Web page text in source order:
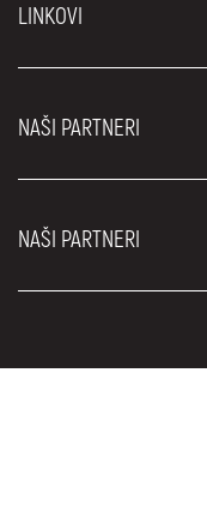
Luksuzni automobili
Cene
LINKOVI
Blog
O nama
NAŠI PARTNERI
Rent a car Beograd Royal
NAŠI PARTNERI
EDePro